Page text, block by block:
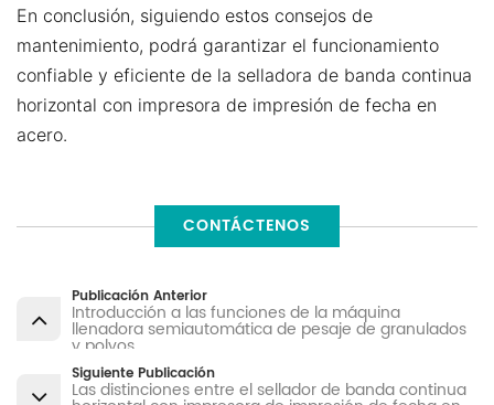
En conclusión, siguiendo estos consejos de
mantenimiento, podrá garantizar el funcionamiento
confiable y eficiente de la selladora de banda continua
horizontal con impresora de impresión de fecha en
acero.
CONTÁCTENOS
Publicación Anterior
Introducción a las funciones de la máquina
llenadora semiautomática de pesaje de granulados
y polvos.
Siguiente Publicación
Las distinciones entre el sellador de banda continua